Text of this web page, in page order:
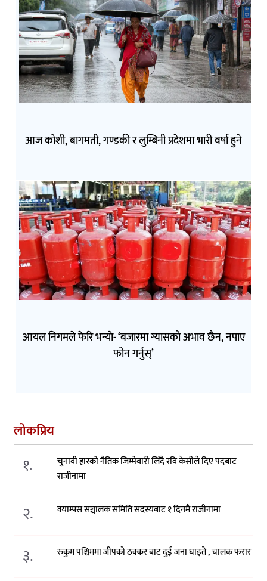
आज कोशी, बागमती, गण्डकी र लुम्बिनी प्रदेशमा भारी वर्षा हुने
आयल निगमले फेरि भन्याे- ‘बजारमा ग्यासको अभाव छैन, नपाए
फोन गर्नुस्’
लोकप्रिय
१.
चुनावी हारको नैतिक जिम्मेवारी लिँदै रवि केसीले दिए पदबाट
राजीनामा
२. क्याम्पस सञ्चालक समिति सदस्यबाट १ दिनमै राजीनामा
३. रुकुम पश्चिममा जीपको ठक्कर बाट दुई जना घाइते , चालक फरार